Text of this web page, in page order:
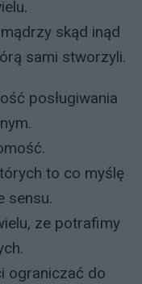
skąd inąd
sami stworzyli.
posługiwania
to co myślę
sensu.
ze potrafimy
ograniczać do